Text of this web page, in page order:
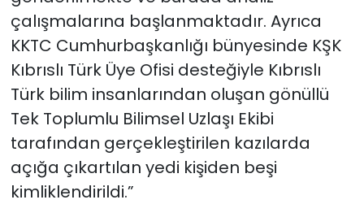
çalışmalarına başlanmaktadır. Ayrıca
KKTC Cumhurbaşkanlığı bünyesinde KŞK
Kıbrıslı Türk Üye Ofisi desteğiyle Kıbrıslı
Türk bilim insanlarından oluşan gönüllü
Tek Toplumlu Bilimsel Uzlaşı Ekibi
tarafından gerçekleştirilen kazılarda
açığa çıkartılan yedi kişiden beşi
kimliklendirildi.”